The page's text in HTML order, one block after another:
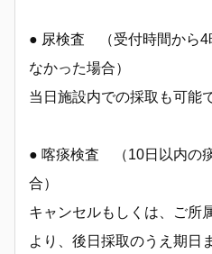
● 尿検査 （受付時間から4
なかった場合）
当日施設内での採取も可能
● 喀痰検査 （10日以内の
合）
キャンセルもしくは、ご所
より、後日採取のうえ期日